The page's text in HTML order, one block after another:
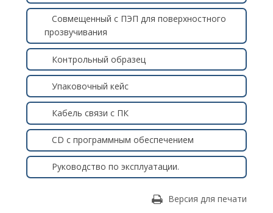
Совмещенный с ПЭП для поверхностного
прозвучивания
Контрольный образец
Упаковочный кейс
Кабель связи с ПК
CD с программным обеспечением
Руководство по эксплуатации.
Версия для печати